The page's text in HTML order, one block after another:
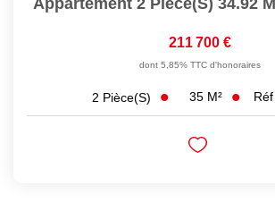
Appartement 2 Pièce(s) 34.92
211 700 €
dont 5,85% TTC d'honoraires
2 Pièce(s) 35 M²